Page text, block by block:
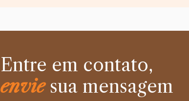
Entre em contato,
enviesua mensagem